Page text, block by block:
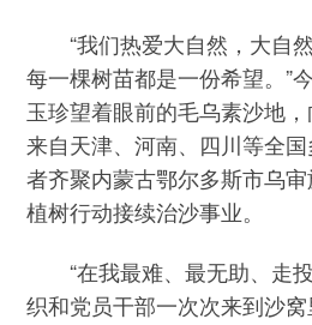
“我们热爱大自然，大自
每一棵树苗都是一份希望。”
玉珍望着眼前的毛乌素沙地，
来自天津、河南、四川等全
者齐聚内蒙古鄂尔多斯市乌
植树行动接续治沙事业。
“在我最难、最无助、走
织和党员干部一次次来到沙